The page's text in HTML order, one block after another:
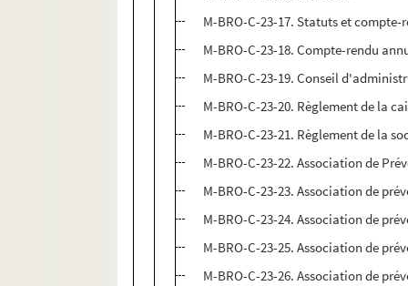
M-BRO-C-23-17. Statuts et
M-BRO-C-23-18. Compte-rendu
M-BRO-C-23-19. Conseil
M-BRO-C-23-20. Règlement de la
M-BRO-C-23-21. Règlement de la
M-BRO-C-23-22. Association de
M-BRO-C-23-23. Association de
M-BRO-C-23-24. Association de
M-BRO-C-23-25. Association de
M-BRO-C-23-26. Association de